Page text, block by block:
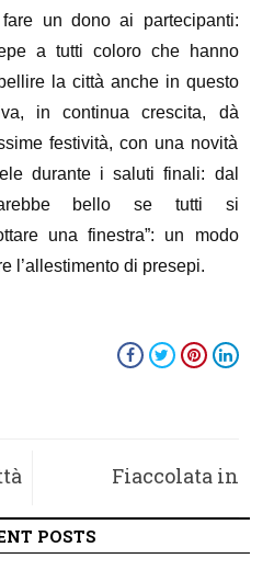
un dono ai partecipanti:
a tutti coloro che hanno
la città anche in questo
in continua crescita, dà
festività, con una novità
durante i saluti finali: dal
bello se tutti si
una finestra”: un modo
l’allestimento di presepi.
Fiaccolata in
POSTS